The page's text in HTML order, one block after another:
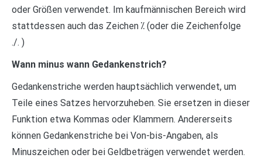
oder Größen verwendet. Im kaufmännischen Bereich wird
stattdessen auch das Zeichen ⁒ (oder die Zeichenfolge
./. )
Wann minus wann Gedankenstrich?
Gedankenstriche werden hauptsächlich verwendet, um
Teile eines Satzes hervorzuheben. Sie ersetzen in dieser
Funktion etwa Kommas oder Klammern. Andererseits
können Gedankenstriche bei Von-bis-Angaben, als
Minuszeichen oder bei Geldbeträgen verwendet werden.